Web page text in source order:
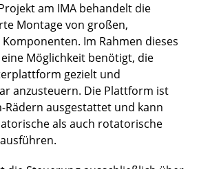
am IMA behandelt die
Montage von großen,
Im Rahmen dieses
Möglichkeit benötigt, die
gezielt und
anzusteuern. Die Plattform ist
Rädern ausgestattet und kann
als auch rotatorische